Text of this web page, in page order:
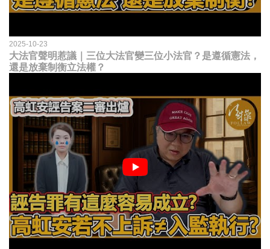
2025-10-23
大法官聲明惹議｜三位大法官變三位小法官？是遵循憲法，
還是放棄制衡立法權？